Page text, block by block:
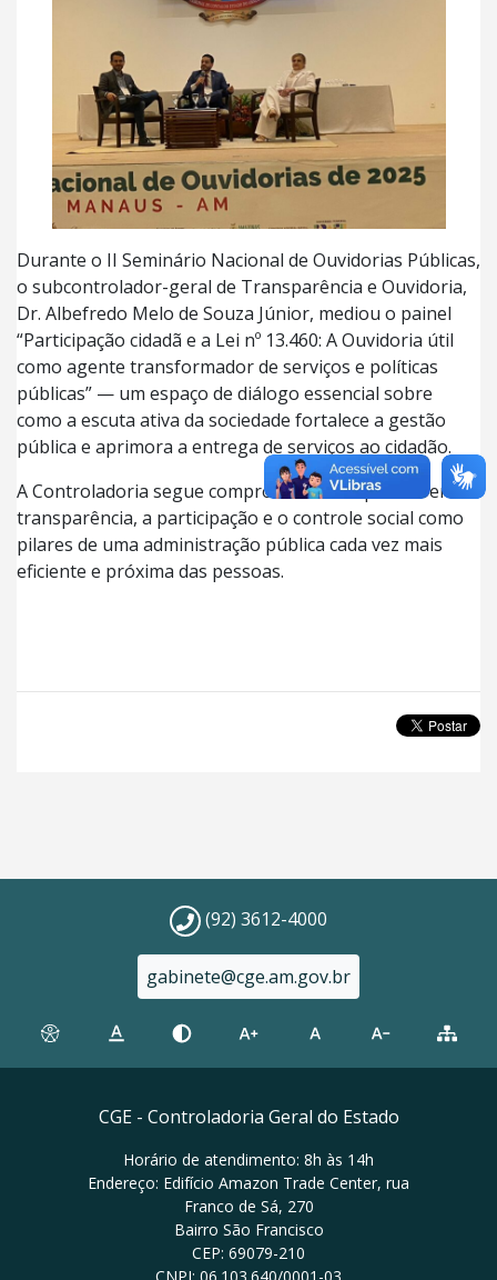
Durante o II Seminário Nacional de Ouvidorias Públicas,
o subcontrolador-geral de Transparência e Ouvidoria,
Dr. Albefredo Melo de Souza Júnior, mediou o painel
“Participação cidadã e a Lei nº 13.460: A Ouvidoria útil
como agente transformador de serviços e políticas
públicas” — um espaço de diálogo essencial sobre
como a escuta ativa da sociedade fortalece a gestão
pública e aprimora a entrega de serviços ao cidadão.
A Controladoria segue comprometida em promover a
transparência, a participação e o controle social como
pilares de uma administração pública cada vez mais
eficiente e próxima das pessoas.
(92) 3612-4000
gabinete@cge.am.gov.br
CGE - Controladoria Geral do Estado
Horário de atendimento: 8h às 14h
Endereço: Edifício Amazon Trade Center, rua
Franco de Sá, 270
Bairro São Francisco
CEP: 69079-210